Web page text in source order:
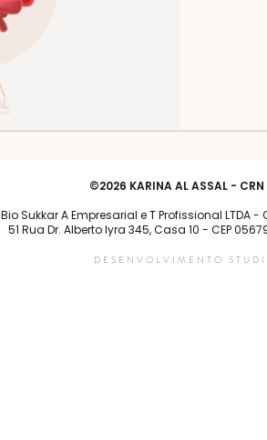
©2026 KARINA AL ASSAL - CRN
Bio Sukkar A Empresarial e T Profissional LTDA -
51 Rua Dr. Alberto lyra 345, Casa 10 - CEP
DESENVOLVIMENTO